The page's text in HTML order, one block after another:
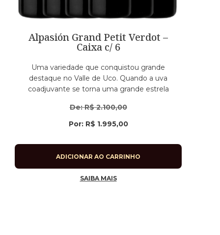
Alpasión Grand Petit Verdot –
Caixa c/ 6
Uma variedade que conquistou grande
destaque no Valle de Uco. Quando a uva
coadjuvante se torna uma grande estrela
De:R$2.100,00
Por: R$ 1.995,00
ADICIONAR AO CARRINHO
SAIBA MAIS